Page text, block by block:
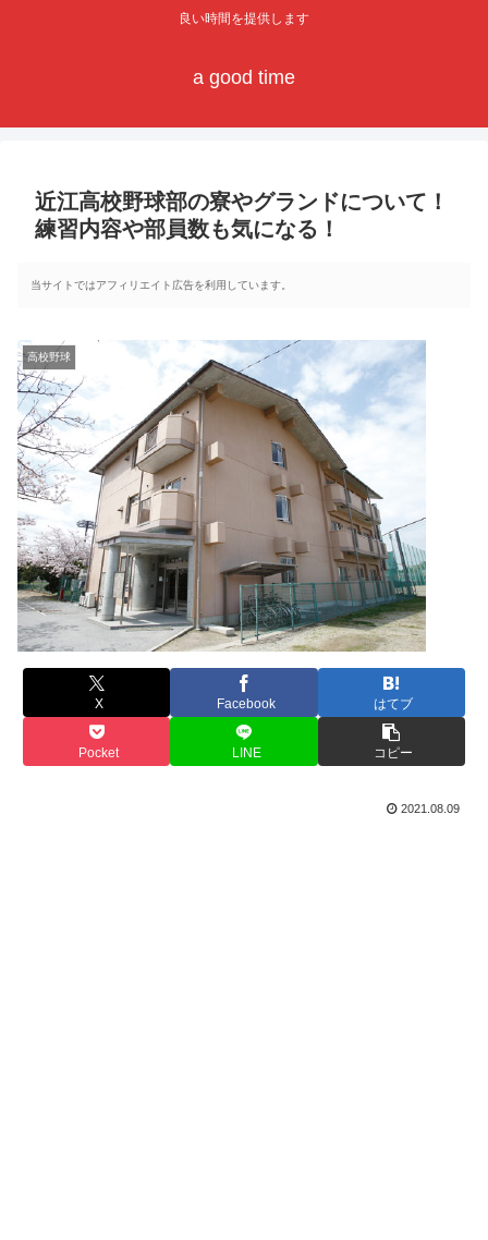
良い時間を提供します
a good time
近江高校野球部の寮やグランドについて！
練習内容や部員数も気になる！
当サイトではアフィリエイト広告を利用しています。
高校野球
X Facebook はてブ
Pocket LINE コピー
2021.08.09